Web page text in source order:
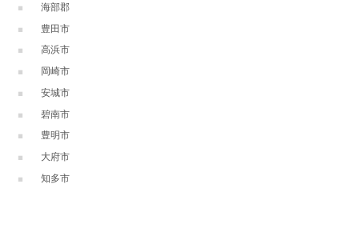
海部郡
豊田市
高浜市
岡崎市
安城市
碧南市
豊明市
大府市
知多市